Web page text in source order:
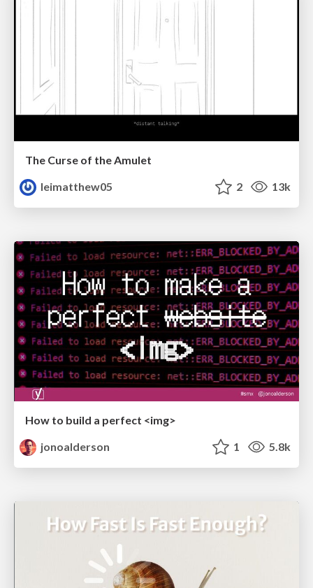
The Curse of the Amulet
leimatthew05
2 13k
How to build a perfect <img>
jonoalderson
1 5.8k